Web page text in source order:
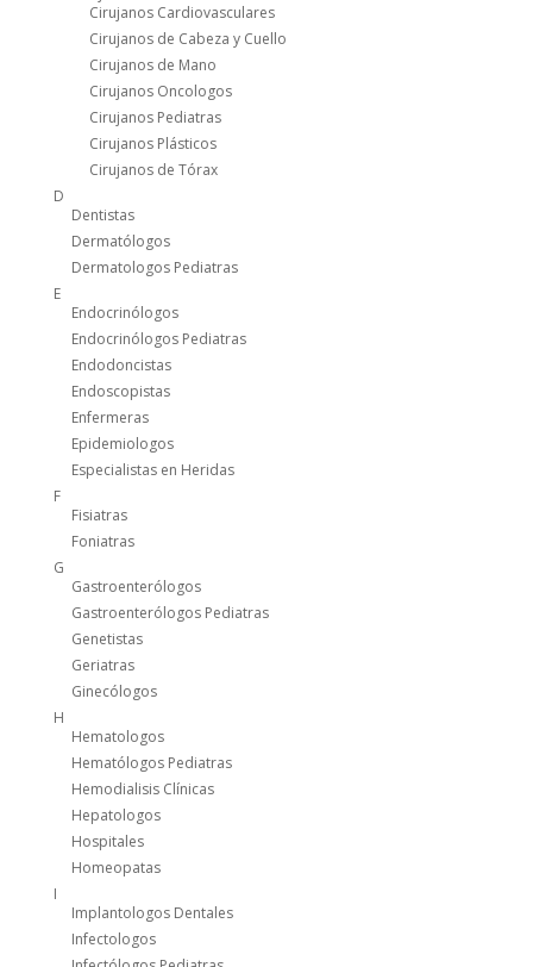
Cirujanos Cardiovasculares
Cirujanos de Cabeza y Cuello
Cirujanos de Mano
Cirujanos Oncologos
Cirujanos Pediatras
Cirujanos Plásticos
Cirujanos de Tórax
D
Dentistas
Dermatólogos
Dermatologos Pediatras
E
Endocrinólogos
Endocrinólogos Pediatras
Endodoncistas
Endoscopistas
Enfermeras
Epidemiologos
Especialistas en Heridas
F
Fisiatras
Foniatras
G
Gastroenterólogos
Gastroenterólogos Pediatras
Genetistas
Geriatras
Ginecólogos
H
Hematologos
Hematólogos Pediatras
Hemodialisis Clínicas
Hepatologos
Hospitales
Homeopatas
I
Implantologos Dentales
Infectologos